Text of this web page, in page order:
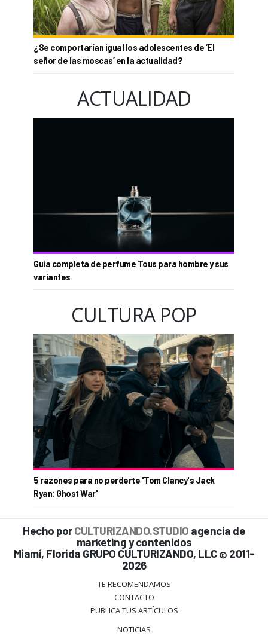
¿Se comportarían igual los adolescentes de ‘El
señor de las moscas’ en la actualidad?
ACTUALIDAD
Guía completa de perfume Tous para hombre y sus
variantes
CULTURA POP
5 razones para no perderte 'Tom Clancy's Jack
Ryan: Ghost War'
Hecho porCULTURIZANDO.STUDIO agencia de
marketing y contenidos
Miami, Florida GRUPO CULTURIZANDO, LLC © 2011-
2026
TE RECOMENDAMOS
CONTACTO
PUBLICA TUS ARTÍCULOS
NOTICIAS